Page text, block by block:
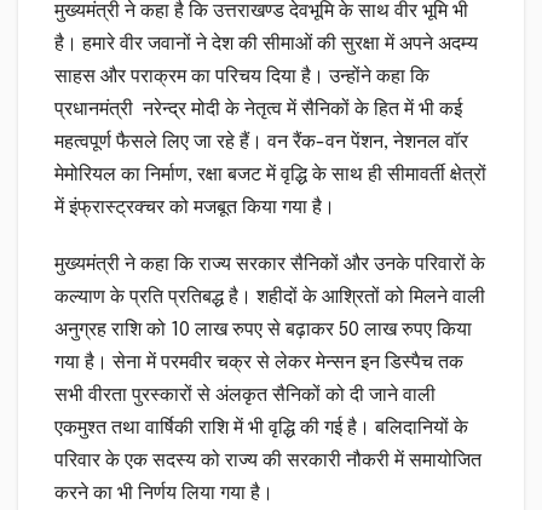
मुख्यमंत्री ने कहा है कि उत्तराखण्ड देवभूमि के साथ वीर भूमि भी
है। हमारे वीर जवानों ने देश की सीमाओं की सुरक्षा में अपने अदम्य
साहस और पराक्रम का परिचय दिया है। उन्होंने कहा कि
प्रधानमंत्री नरेन्द्र मोदी के नेतृत्व में सैनिकों के हित में भी कई
महत्वपूर्ण फैसले लिए जा रहे हैं। वन रैंक-वन पेंशन, नेशनल वॉर
मेमोरियल का निर्माण, रक्षा बजट में वृद्धि के साथ ही सीमावर्ती क्षेत्रों
में इंफ्रास्ट्रक्चर को मजबूत किया गया है।
मुख्यमंत्री ने कहा कि राज्य सरकार सैनिकों और उनके परिवारों के
कल्याण के प्रति प्रतिबद्ध है। शहीदों के आश्रितों को मिलने वाली
अनुग्रह राशि को 10 लाख रुपए से बढ़ाकर 50 लाख रुपए किया
गया है। सेना में परमवीर चक्र से लेकर मेन्सन इन डिस्पैच तक
सभी वीरता पुरस्कारों से अंलकृत सैनिकों को दी जाने वाली
एकमुश्त तथा वार्षिकी राशि में भी वृद्धि की गई है। बलिदानियों के
परिवार के एक सदस्य को राज्य की सरकारी नौकरी में समायोजित
करने का भी निर्णय लिया गया है।